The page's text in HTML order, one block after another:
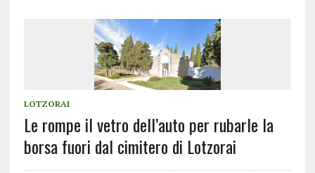
LOTZORAI
Le rompe il vetro dell’auto per rubarle la
borsa fuori dal cimitero di Lotzorai